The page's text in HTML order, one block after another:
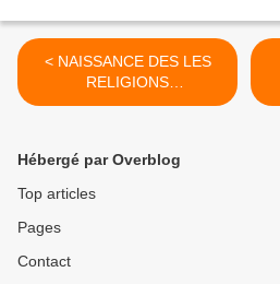
< NAISSANCE DES LES
RELIGIONS
MONOTHÉISTES.
Hébergé par Overblog
Top articles
Pages
Contact